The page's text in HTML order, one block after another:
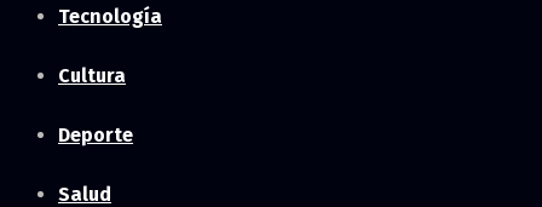
Tecnología
Cultura
Deporte
Salud